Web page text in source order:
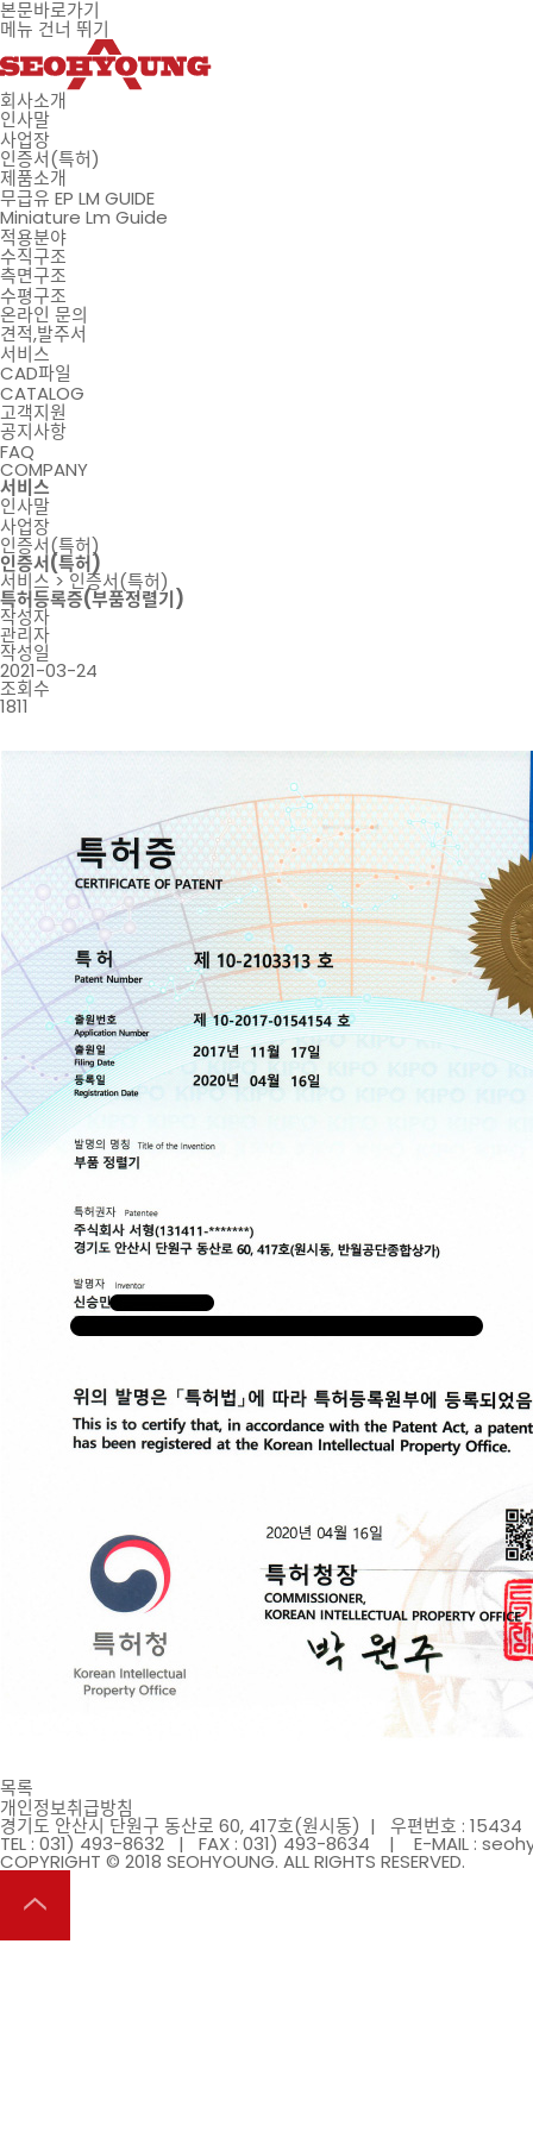
본문바로가기
메뉴 건너 뛰기
회사소개
인사말
사업장
인증서(특허)
제품소개
무급유 EP LM GUIDE
Miniature Lm Guide
적용분야
수직구조
측면구조
수평구조
온라인 문의
견적,발주서
서비스
CAD파일
CATALOG
고객지원
공지사항
FAQ
COMPANY
서비스
인사말
사업장
인증서(특허)
인증서(특허)
서비스 > 인증서(특허)
특허등록증(부품정렬기)
작성자
관리자
작성일
2021-03-24
조회수
1811
목록
개인정보취급방침
경기도 안산시 단원구 동산로 60, 417호(원시동) | 우편번호 : 15434
TEL : 031) 493-8632 | FAX : 031) 493-8634 | E-MAIL :
COPYRIGHT © 2018 SEOHYOUNG. ALL RIGHTS RESERVED.